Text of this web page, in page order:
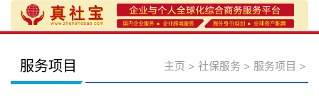
服务项目 主页 > 社保服务 > 服务项目 >